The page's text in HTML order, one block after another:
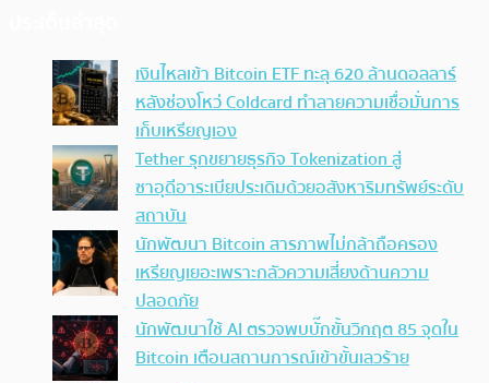
เงินไหลเข้า Bitcoin ETF ทะลุ 620 ล้านดอลลาร์
หลังช่องโหว่ Coldcard ทำลายความเชื่อมั่นการ
เก็บเหรียญเอง
Tether รุกขยายธุรกิจ Tokenization สู่
ซาอุดีอาระเบียประเดิมด้วยอสังหาริมทรัพย์ระดับ
สถาบัน
นักพัฒนา Bitcoin สารภาพไม่กล้าถือครอง
เหรียญเยอะเพราะกลัวความเสี่ยงด้านความ
ปลอดภัย
นักพัฒนาใช้ AI ตรวจพบบั๊กขั้นวิกฤต 85 จุดใน
Bitcoin เตือนสถานการณ์เข้าขั้นเลวร้าย